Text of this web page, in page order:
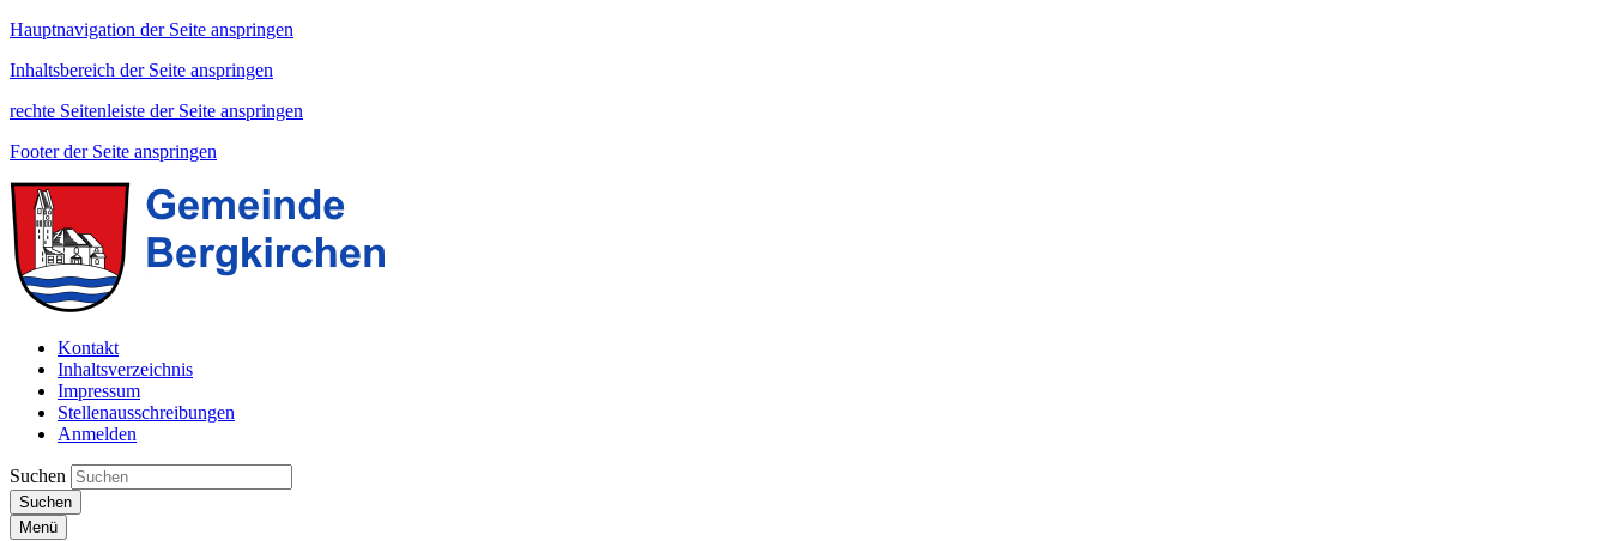
Hauptnavigation der Seite anspringen
Inhaltsbereich der Seite anspringen
rechte Seitenleiste der Seite anspringen
Footer der Seite anspringen
Kontakt
Inhaltsverzeichnis
Impressum
Stellenausschreibungen
Anmelden
Suchen
Suchen
Menü